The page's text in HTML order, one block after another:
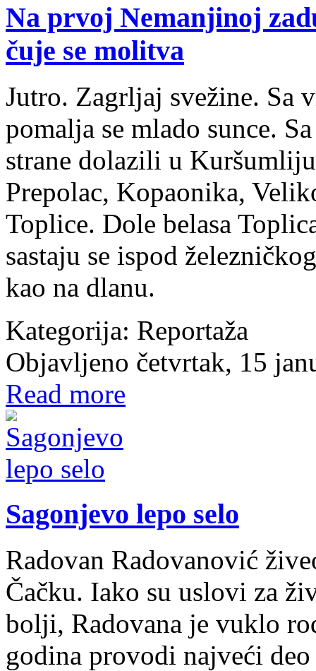
Na prvoj Nemanjinoj
čuje se molitva
Jutro. Zagrljaj svežine. Sa
pomalja se mlado sunce.
strane dolazili u
Prepolac, Kopaonika,
Toplice. Dole belasa
sastaju se ispod
kao na dlanu.
Kategorija: Reportaža
Objavljeno četvrtak, 15
Read more
Sagonjevo lepo selo
Radovan Radovanović
Čačku. Iako su uslovi za
bolji, Radovana je vuklo
godina provodi najveći deo